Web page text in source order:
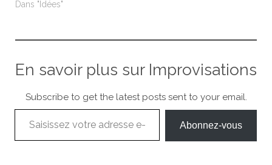
leur est fatale. Être, laisser
s'anéantit de cette
Dans "Idées"
En savoir plus sur Improvisations
Subscribe to get the latest posts sent to your email.
Saisissez votre adresse e-mail…
Abonnez-vous